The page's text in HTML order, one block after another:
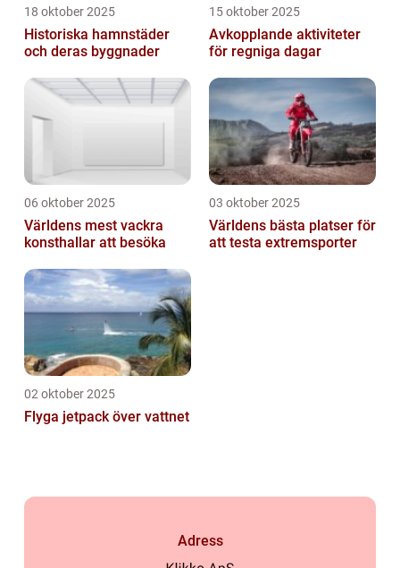
18 oktober 2025
Historiska hamnstäder
och deras byggnader
15 oktober 2025
Avkopplande aktiviteter
för regniga dagar
06 oktober 2025
Världens mest vackra
konsthallar att besöka
03 oktober 2025
Världens bästa platser för
att testa extremsporter
02 oktober 2025
Flyga jetpack över vattnet
Adress